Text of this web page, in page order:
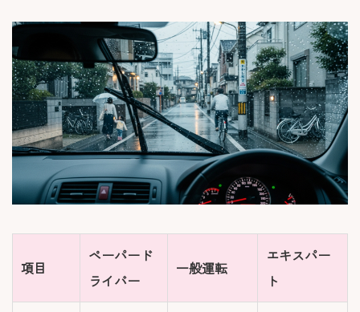
項目
ペーパード
ライバー
一般運転
エキスパー
ト